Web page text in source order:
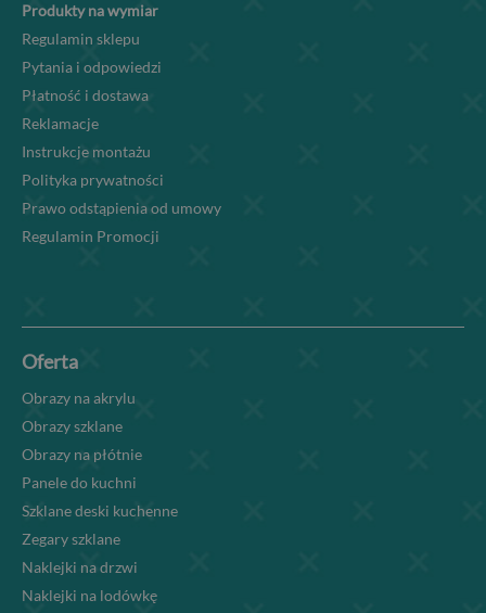
Produkty na wymiar
Regulamin sklepu
Pytania i odpowiedzi
Płatność i dostawa
Reklamacje
Instrukcje montażu
Polityka prywatności
Prawo odstąpienia od umowy
Regulamin Promocji
Oferta
Obrazy na akrylu
Obrazy szklane
Obrazy na płótnie
Panele do kuchni
Szklane deski kuchenne
Zegary szklane
Naklejki na drzwi
Naklejki na lodówkę